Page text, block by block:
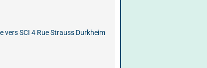
vers SCI 4 Rue Strauss Durkheim